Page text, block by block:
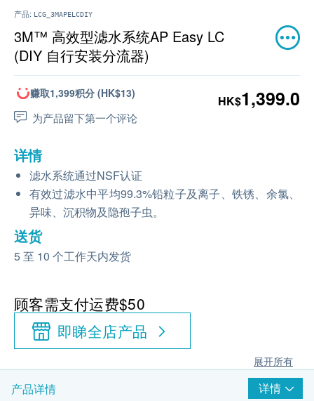
产品: LCG_3MAPELCDIY
3M™ 高效型滤水系统AP Easy LC
(DIY 自行安装分流器)
赚取1,399积分 (HK$13)
为产品留下第一个评论
HK$1,399.0
详情
滤水系统通过NSF认证
有效过滤水中平均99.3%铅粒子及离子、铁锈、余氯、
异味、沉积物及隐孢子虫。
送货
5 至 10 个工作天内发货
顾客需支付运费$50
即睇全店产品
展开所有
产品详情 详情